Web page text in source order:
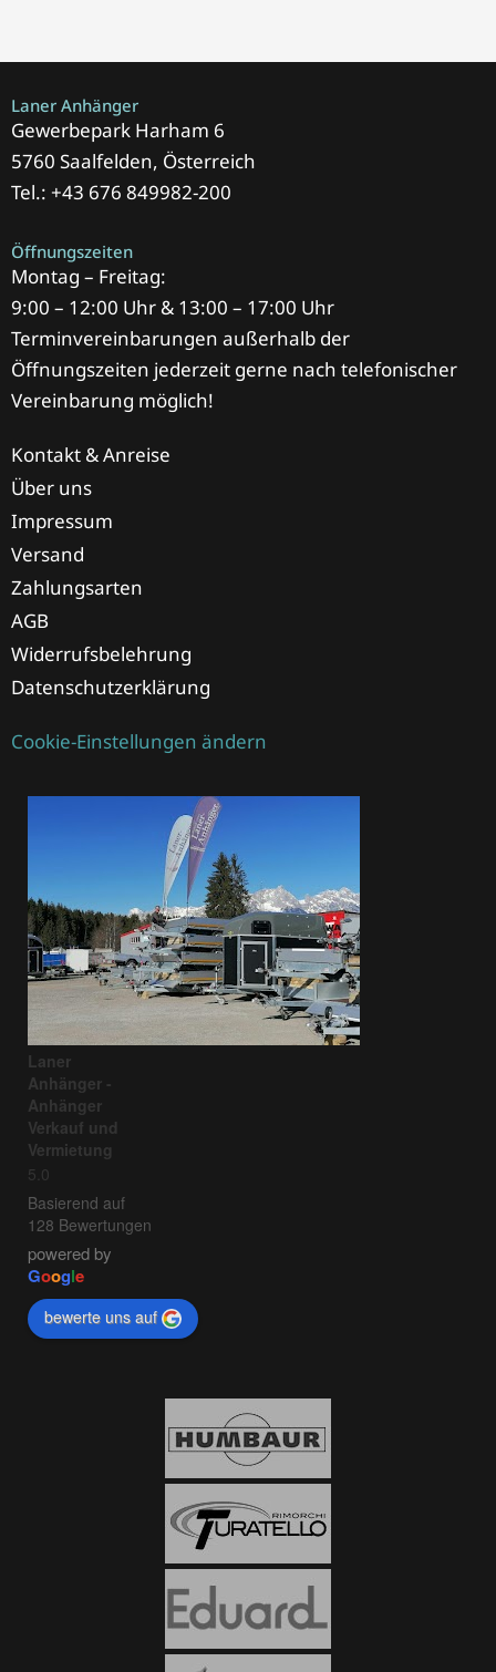
Laner Anhänger
Gewerbepark Harham 6
5760 Saalfelden, Österreich
Tel.: +43 676 849982-200
Öffnungszeiten
Montag – Freitag:
9:00 – 12:00 Uhr & 13:00 – 17:00 Uhr
Terminvereinbarungen außerhalb der
Öffnungszeiten jederzeit gerne nach telefonischer
Vereinbarung möglich!
Kontakt & Anreise
Über uns
Impressum
Versand
Zahlungsarten
AGB
Widerrufsbelehrung
Datenschutzerklärung
Cookie-Einstellungen ändern
Laner
Anhänger -
Anhänger
Verkauf und
Vermietung
5.0
Basierend auf
128 Bewertungen
powered by
Google
bewerte uns auf